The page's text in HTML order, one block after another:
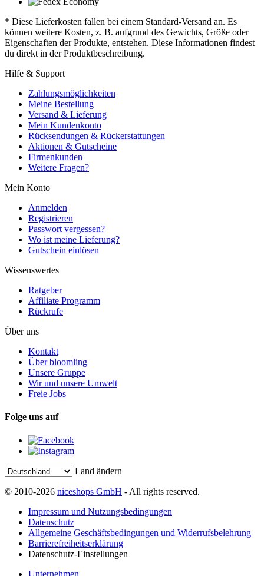
* Diese Lieferkosten fallen bei einem Standard-Versand an. Es
können weitere Kosten, z. B. aufgrund des Gewichts, Größe oder
Eigenschaften der Produkte, entstehen. Diese Informationen findest
du direkt in der Produktbeschreibung.
Hilfe & Support
Zahlungsmöglichkeiten
Meine Bestellung
Versand & Lieferung
Mein Kundenkonto
Rücksendungen & Rückerstattungen
Aktionen & Gutscheine
Firmenkunden
Weitere Fragen?
Mein Konto
Anmelden
Registrieren
Passwort vergessen?
Wo ist meine Lieferung?
Gutschein einlösen
Wissenswertes
Ratgeber
Affiliate Programm
Rückrufe
Über uns
Kontakt
Über bloomling
Unsere Gruppe
Wir und unsere Umwelt
Freie Jobs
Folge uns auf
Land ändern
© 2010-2026 niceshops GmbH - All rights reserved.
Impressum und Nutzungsbedingungen
Datenschutz
Allgemeine Geschäftsbedingungen und Widerrufsbelehrung
Barrierefreiheitserklärung
Datenschutz-Einstellungen
Unternehmen